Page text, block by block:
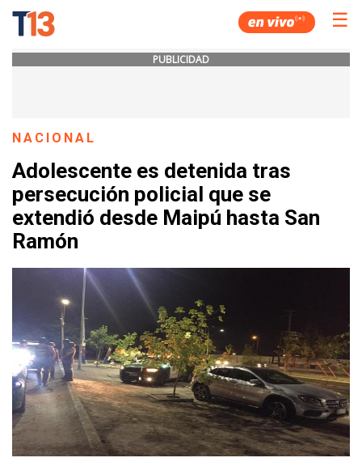
☰
PUBLICIDAD
NACIONAL
Adolescente es detenida tras
persecución policial que se
extendió desde Maipú hasta San
Ramón